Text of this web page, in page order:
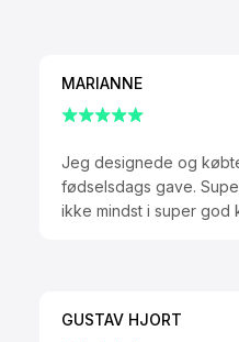
MARIANNE
Jeg designede og
fødselsdags gave.
ikke mindst i super god
GUSTAV HJORT